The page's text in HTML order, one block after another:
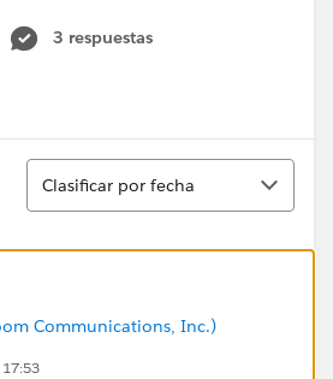
3 respuestas
Ordenar
Clasificar por fecha
Communications, Inc.)